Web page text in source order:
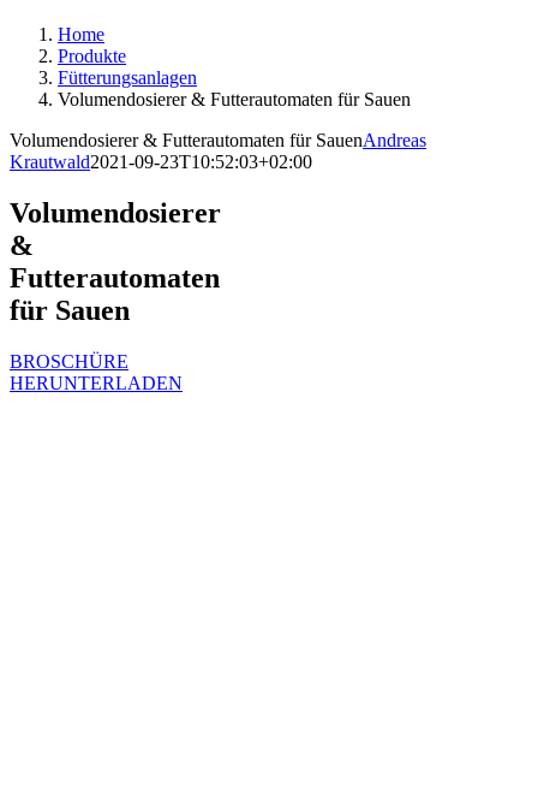
Home
Produkte
Fütterungsanlagen
Volumendosierer & Futterautomaten für Sauen
Volumendosierer & Futterautomaten für SauenAndreas
Krautwald2021-09-23T10:52:03+02:00
Volumendosierer
&
Futterautomaten
für Sauen
BROSCHÜRE
HERUNTERLADEN